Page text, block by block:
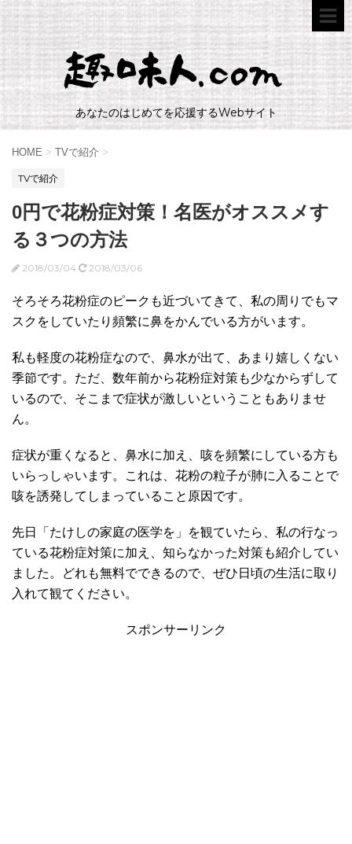
あなたのはじめてを応援するWebサイト
HOME > TVで紹介 >
TVで紹介
0円で花粉症対策！名医がオススメす
る３つの方法
2018/03/04 2018/03/06
そろそろ花粉症のピークも近づいてきて、私の周りでもマ
スクをしていたり頻繁に鼻をかんでいる方がいます。
私も軽度の花粉症なので、鼻水が出て、あまり嬉しくない
季節です。ただ、数年前から花粉症対策も少なからずして
いるので、そこまで症状が激しいということもありませ
ん。
症状が重くなると、鼻水に加え、咳を頻繁にしている方も
いらっしゃいます。これは、花粉の粒子が肺に入ることで
咳を誘発してしまっていること原因です。
先日「たけしの家庭の医学を」を観ていたら、私の行なっ
ている花粉症対策に加え、知らなかった対策も紹介してい
ました。どれも無料でできるので、ぜひ日頃の生活に取り
入れて観てください。
スポンサーリンク